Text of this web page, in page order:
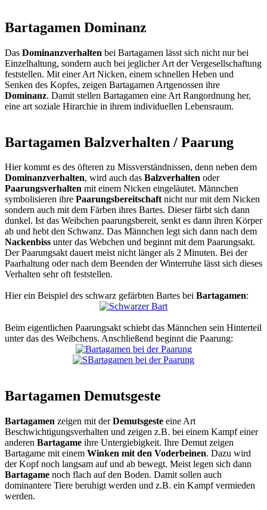
Bartagamen Dominanz
Das Dominanzverhalten bei Bartagamen lässt sich nicht nur bei
Einzelhaltung, sondern auch bei jeglicher Art der Vergesellschaftung
feststellen. Mit einer Art Nicken, einem schnellen Heben und
Senken des Kopfes, zeigen Bartagamen Artgenossen ihre
Dominanz. Damit stellen Bartagamen eine Art Rangordnung her,
eine art soziale Hirarchie in ihrem individuellen Lebensraum.
Bartagamen Balzverhalten / Paarung
Hier kommt es des öfteren zu Missverständnissen, denn neben dem
Dominanzverhalten, wird auch das Balzverhalten oder
Paarungsverhalten mit einem Nicken eingeläutet. Männchen
symbolisieren ihre Paarungsbereitschaftnicht nur mit dem Nicken
sondern auch mit dem Färben ihres Bartes. Dieser färbt sich dann
dunkel. Ist das Weibchen paarungsbereit, senkt es dann ihren Körper
ab und hebt den Schwanz. Das Männchen legt sich dann nach dem
Nackenbiss unter das Webchen und beginnt mit dem Paarungsakt.
Der Paarungsakt dauert meist nicht länger als 2 Minuten. Bei der
Paarhaltung oder nach dem Beenden der Winterruhe lässt sich dieses
Verhalten sehr oft feststellen.
Hier ein Beispiel des schwarz gefärbten Bartes bei Bartagamen:
Beim eigentlichen Paarungsakt schiebt das Männchen sein Hinterteil
unter das des Weibchens. Anschließend beginnt die Paarung:
Bartagamen Demutsgeste
Bartagamen zeigen mit derDemutsgeste eine Art
Beschwichtigungsverhalten und zeigen z.B. bei einem Kampf einer
anderen Bartagame ihre Untergiebigkeit. Ihre Demut zeigen
Bartagame mit einem Winken mit den Voderbeinen. Dazu wird
der Kopf noch langsam auf und ab bewegt. Meist legen sich dann
Bartagame noch flach auf den Boden. Damit sollen auch
dominantere Tiere beruhigt werden und z.B. ein Kampf vermieden
werden.